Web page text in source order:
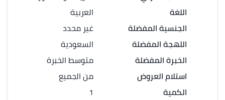
اللغة
الجنسية المفضلة
اللهجة المفضلة
الخبرة المفضلة
استلام العروض
الكمية
العربية
غير محدد
السعودية
متوسط الخبرة
من الجميع
1